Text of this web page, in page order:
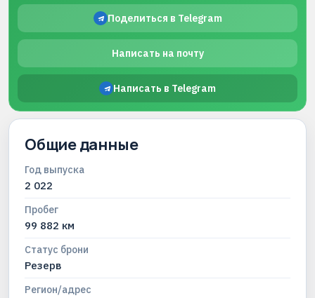
Поделиться в Telegram
Написать на почту
Написать в Telegram
Общие данные
Год выпуска
2 022
Пробег
99 882 км
Статус брони
Резерв
Регион/адрес